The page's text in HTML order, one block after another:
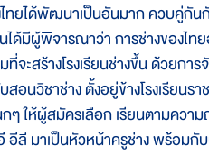
ได้พัฒนาเป็นอันมาก ควบคู่กันกั
ด้มีผู้พิจารณาว่า การช่างของไท
ะสร้างโรงเรียนช่างขึ้น ด้วยการ
สอนวิชาช่าง ตั้งอยู่ข้างโรงเรียน
นกๆ ให้ผู้สมัครเลือก เรียนตาม
อีลี มาเป็นหัวหน้าครูช่าง พร้อม